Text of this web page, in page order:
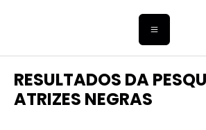
RESULTADOS DA
ATRIZES NEGRAS